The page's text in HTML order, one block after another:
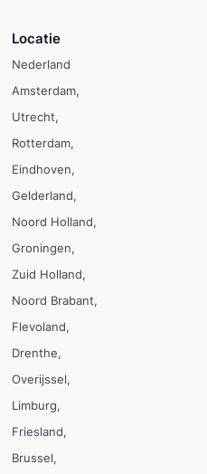
Locatie
Nederland
Amsterdam
Utrecht
Rotterdam
Eindhoven
Gelderland
Noord Holland
Groningen
Zuid Holland
Noord Brabant
Flevoland
Drenthe
Overijssel
Limburg
Friesland
Brussel